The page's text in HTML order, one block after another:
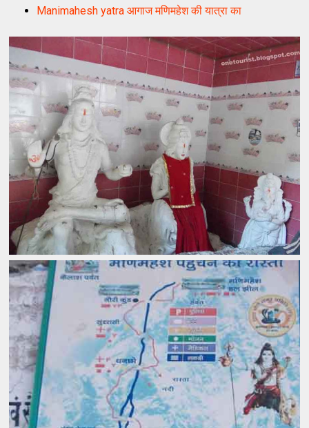
Manimahesh yatra आगाज मणिमहेश की यात्रा का